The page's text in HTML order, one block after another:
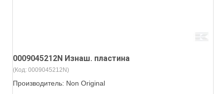
0009045212N Изнаш. пластина
(Код: 0009045212N)
Производитель: Non Original